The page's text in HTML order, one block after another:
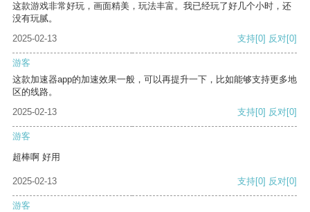
这款游戏非常好玩，画面精美，玩法丰富。我已经玩了好几个小时，还
没有玩腻。
2025-02-13
支持[0] 反对[0]
游客
这款加速器app的加速效果一般，可以再提升一下，比如能够支持更多地
区的线路。
2025-02-13
支持[0] 反对[0]
游客
超棒啊 好用
2025-02-13 支持[0] 反对[0]
游客